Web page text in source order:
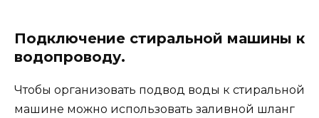
Подключение стиральной машины к
водопроводу.
Чтобы организовать подвод воды к стиральной
машине можно использовать заливной шланг